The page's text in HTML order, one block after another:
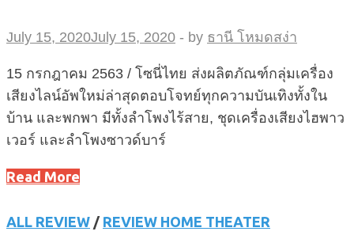
July 15, 2020July 15, 2020 - by ธานี โหมดสง่า
15 กรกฎาคม 2563 / โซนี่ไทย ส่งผลิตภัณฑ์กลุ่มเครื่อง
เสียงไลน์อัพใหม่ล่าสุดตอบโจทย์ทุกความบันเทิงทั้งใน
บ้าน และพกพา มีทั้งลำโพงไร้สาย, ชุดเครื่องเสียงไฮพาว
เวอร์ และลำโพงซาวด์บาร์
Read More
ALL REVIEW / REVIEW HOME THEATER